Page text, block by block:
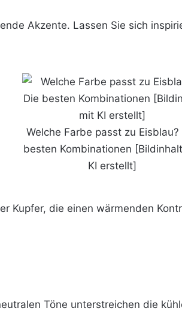
Akzente. Lassen Sie sich
Welche Farbe passt zu Eisblau?
besten Kombinationen
KI erstellt]
Kupfer, die einen wärmenden
Töne unterstreichen die